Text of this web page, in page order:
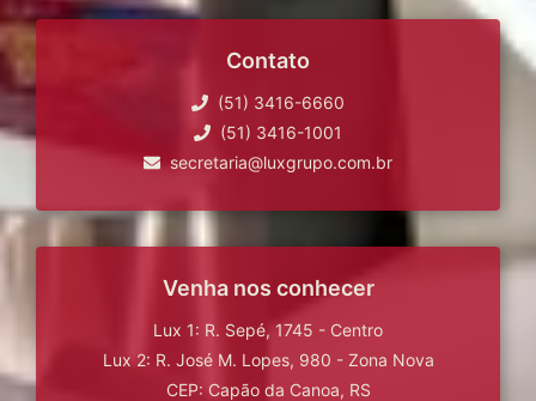
Contato
(51) 3416-6660
(51) 3416-1001
secretaria@luxgrupo.com.br
Venha nos conhecer
Lux 1: R. Sepé, 1745 - Centro
Lux 2: R. José M. Lopes, 980 - Zona Nova
CEP: Capão da Canoa, RS